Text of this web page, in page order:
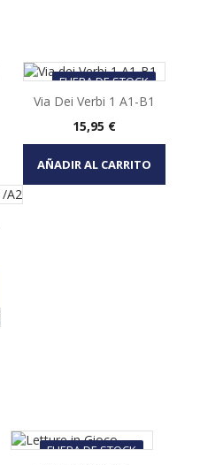
FUERA DE STOCK
Via Dei Verbi 1 A1-B1
Precio
15,95 €
AÑADIR AL CARRITO
FUERA DE STOCK